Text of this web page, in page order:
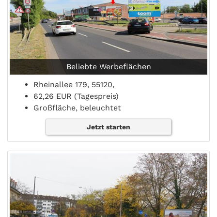
Beliebte Werbeflächen
Rheinallee 179, 55120,
62,26 EUR (Tagespreis)
Großfläche, beleuchtet
Jetzt starten